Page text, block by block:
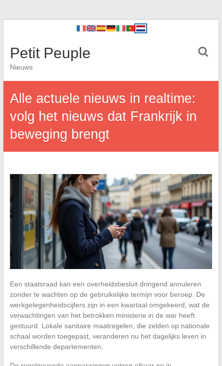
Petit Peuple
Nieuws
Alle actuele nieuws in realtime:
volg het nieuws dat Frankrijk in
beweging brengt
Een staatsraad kan een overheidsbesluit dringend annuleren
zonder te wachten op de gebruikelijke termijn voor beroep. De
werkgelegenheidscijfers zijn in een kwartaal omgekeerd, wat de
verwachtingen van het betrokken ministerie in de war heeft
gestuurd. Lokale sanitaire maatregelen, die zelden op nationale
schaal worden toegepast, veranderen nu het dagelijks leven in
verschillende departementen.